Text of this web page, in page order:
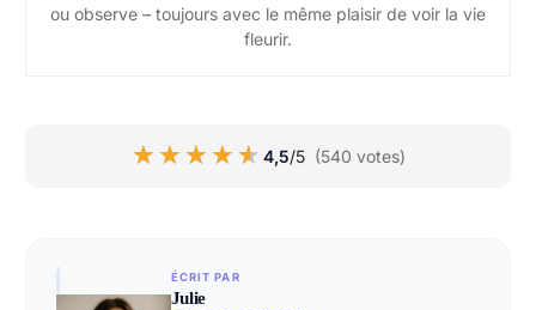
ou observe – toujours avec le même plaisir de voir la vie
fleurir.
★★★★★
★★★★★ 4,5/5 (540 votes)
ÉCRIT PAR
Julie